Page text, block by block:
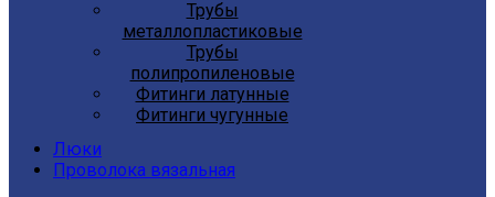
Трубы
металлопластиковые
Трубы
полипропиленовые
Фитинги латунные
Фитинги чугунные
Люки
Проволока вязальная